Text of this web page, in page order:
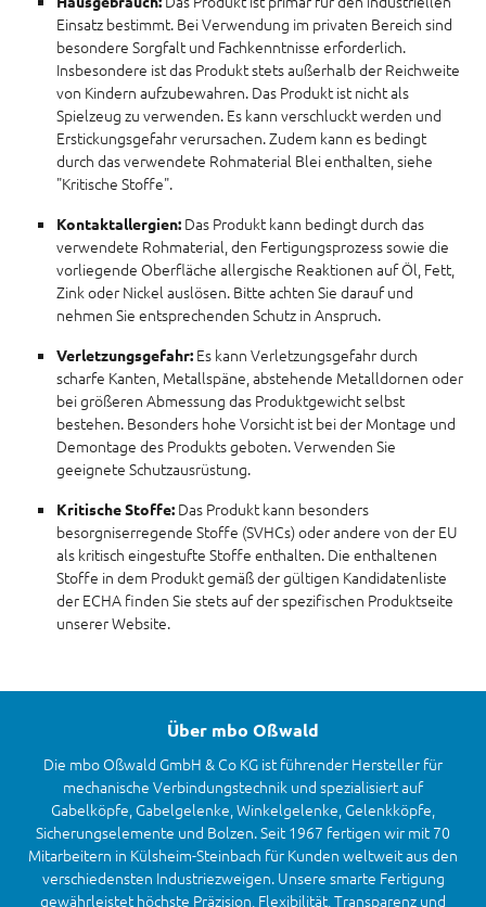
Einsatz bestimmt. Bei Verwendung im privaten Bereich sind
besondere Sorgfalt und Fachkenntnisse erforderlich.
Insbesondere ist das Produkt stets außerhalb der Reichweite
von Kindern aufzubewahren. Das Produkt ist nicht als
Spielzeug zu verwenden. Es kann verschluckt werden und
Erstickungsgefahr verursachen. Zudem kann es bedingt
durch das verwendete Rohmaterial Blei enthalten, siehe
"Kritische Stoffe".
Kontaktallergien: Das Produkt kann bedingt durch das
verwendete Rohmaterial, den Fertigungsprozess sowie die
vorliegende Oberfläche allergische Reaktionen auf Öl, Fett,
Zink oder Nickel auslösen. Bitte achten Sie darauf und
nehmen Sie entsprechenden Schutz in Anspruch.
Verletzungsgefahr: Es kann Verletzungsgefahr durch
scharfe Kanten, Metallspäne, abstehende Metalldornen oder
bei größeren Abmessung das Produktgewicht selbst
bestehen. Besonders hohe Vorsicht ist bei der Montage und
Demontage des Produkts geboten. Verwenden Sie
geeignete Schutzausrüstung.
Kritische Stoffe: Das Produkt kann besonders
besorgniserregende Stoffe (SVHCs) oder andere von der EU
als kritisch eingestufte Stoffe enthalten. Die enthaltenen
Stoffe in dem Produkt gemäß der gültigen Kandidatenliste
der ECHA finden Sie stets auf der spezifischen Produktseite
unserer Website.
Über mbo Oßwald
Die mbo Oßwald GmbH & Co KG ist führender Hersteller für
mechanische Verbindungstechnik und spezialisiert auf
Gabelköpfe, Gabelgelenke, Winkelgelenke, Gelenkköpfe,
Sicherungselemente und Bolzen. Seit 1967 fertigen wir mit 70
Mitarbeitern in Külsheim-Steinbach für Kunden weltweit aus den
verschiedensten Industriezweigen. Unsere smarte Fertigung
gewährleistet höchste Präzision, Flexibilität, Transparenz und